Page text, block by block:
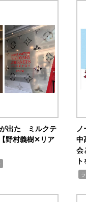
が出た ミルクテ
村義樹✕リア
中
会